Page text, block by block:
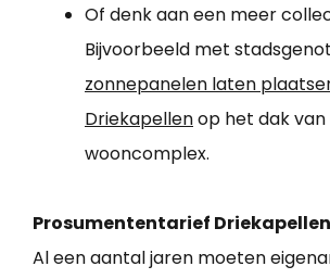
Of denk aan een meer
Bijvoorbeeld met
zonnepanelen laten
Driekapellenop het dak van
wooncomplex.
Prosumententarief Driekapellen
Al een aantal jaren moeten